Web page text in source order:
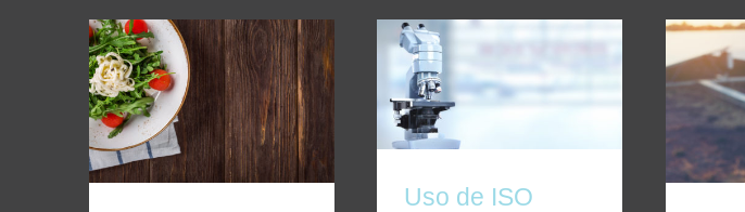
Conferencia Internacional
SQF 2017
Uso de ISO 8573-1 para
probar el aire
comprimido: aclarando la
Uso de ISO
el